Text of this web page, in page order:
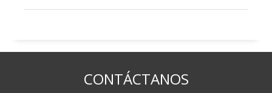
CONTÁCTANOS